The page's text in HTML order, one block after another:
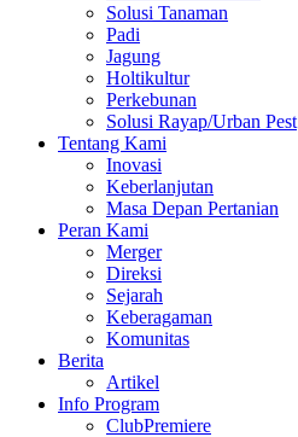
Solusi Tanaman
Padi
Jagung
Holtikultur
Perkebunan
Solusi Rayap/Urban Pest
Tentang Kami
Inovasi
Keberlanjutan
Masa Depan Pertanian
Peran Kami
Merger
Direksi
Sejarah
Keberagaman
Komunitas
Berita
Artikel
Info Program
ClubPremiere